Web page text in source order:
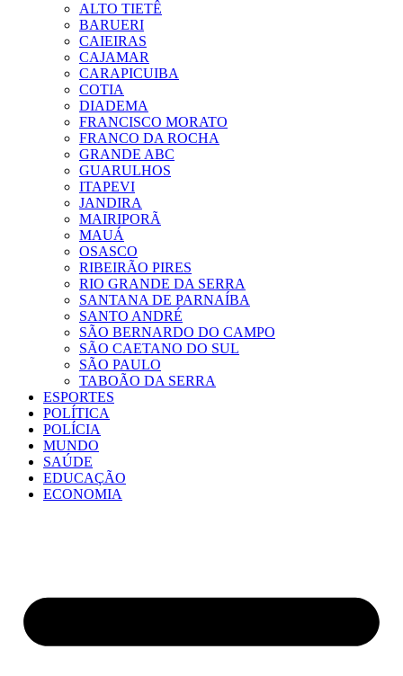
ALTO TIETÊ
BARUERI
CAIEIRAS
CAJAMAR
CARAPICUIBA
COTIA
DIADEMA
FRANCISCO MORATO
FRANCO DA ROCHA
GRANDE ABC
GUARULHOS
ITAPEVI
JANDIRA
MAIRIPORÃ
MAUÁ
OSASCO
RIBEIRÃO PIRES
RIO GRANDE DA SERRA
SANTANA DE PARNAÍBA
SANTO ANDRÉ
SÃO BERNARDO DO CAMPO
SÃO CAETANO DO SUL
SÃO PAULO
TABOÃO DA SERRA
ESPORTES
POLÍTICA
POLÍCIA
MUNDO
SAÚDE
EDUCAÇÃO
ECONOMIA